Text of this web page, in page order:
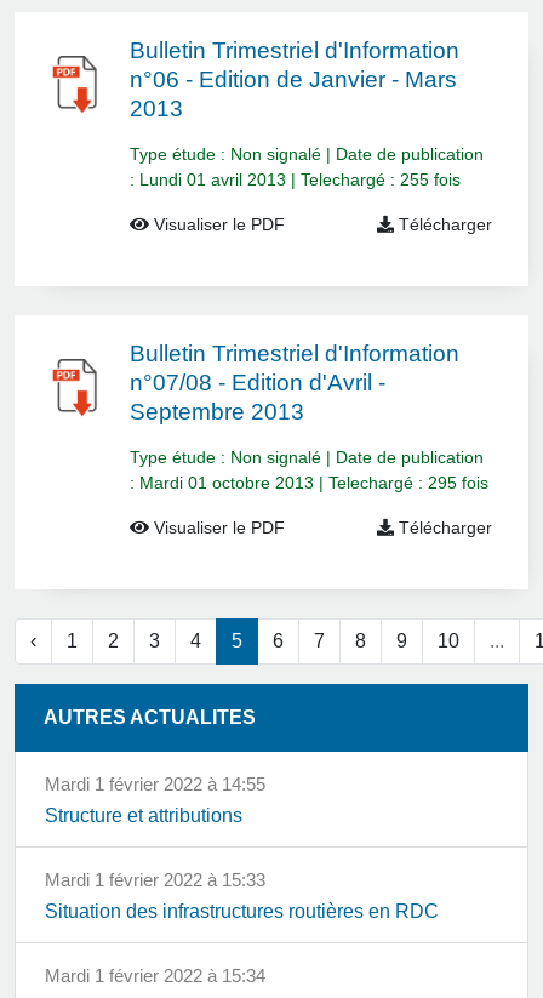
Bulletin Trimestriel d'Information
n°06 - Edition de Janvier - Mars
2013
Type étude : Non signalé | Date de publication
: Lundi 01 avril 2013 | Telechargé : 255 fois
Visualiser le PDF Télécharger
Bulletin Trimestriel d'Information
n°07/08 - Edition d'Avril -
Septembre 2013
Type étude : Non signalé | Date de publication
: Mardi 01 octobre 2013 | Telechargé : 295 fois
Visualiser le PDF Télécharger
‹ 1 2 3 4 5 6 7 8 9 10 ...
AUTRES ACTUALITES
mardi 1 février 2022 à 14:55
Structure et attributions
mardi 1 février 2022 à 15:33
Situation des infrastructures routières en RDC
mardi 1 février 2022 à 15:34